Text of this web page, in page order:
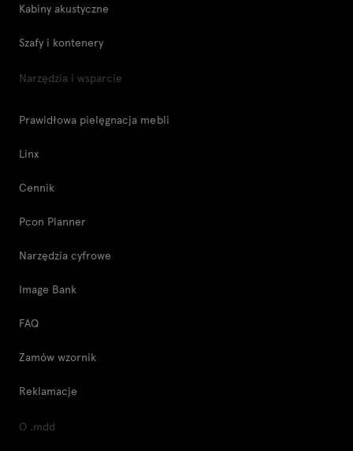
Kabiny akustyczne
Szafy i kontenery
Narzędzia i wsparcie
Prawidłowa pielęgnacja mebli
Linx
Cennik
Pcon Planner
Narzędzia cyfrowe
Image Bank
FAQ
Zamów wzornik
Reklamacje
O .mdd